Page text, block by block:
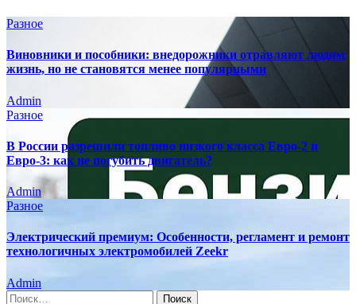
Разное
Виновники и пособники: внедорожники отравляют людям
жизнь, но не становятся менее популярными
Admin
Разное
В России разрешили топливо низкого класса Евро-2 и
Евро-3: как не погубить двигатель?
Admin
Разное
Электрический премиум: Особенности, регламент и ремонт
технологичных электромобилей Zeekr
Admin
Найти: